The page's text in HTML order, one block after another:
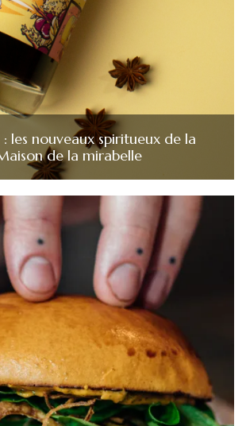
les nouveaux spiritueux de la
de la mirabelle